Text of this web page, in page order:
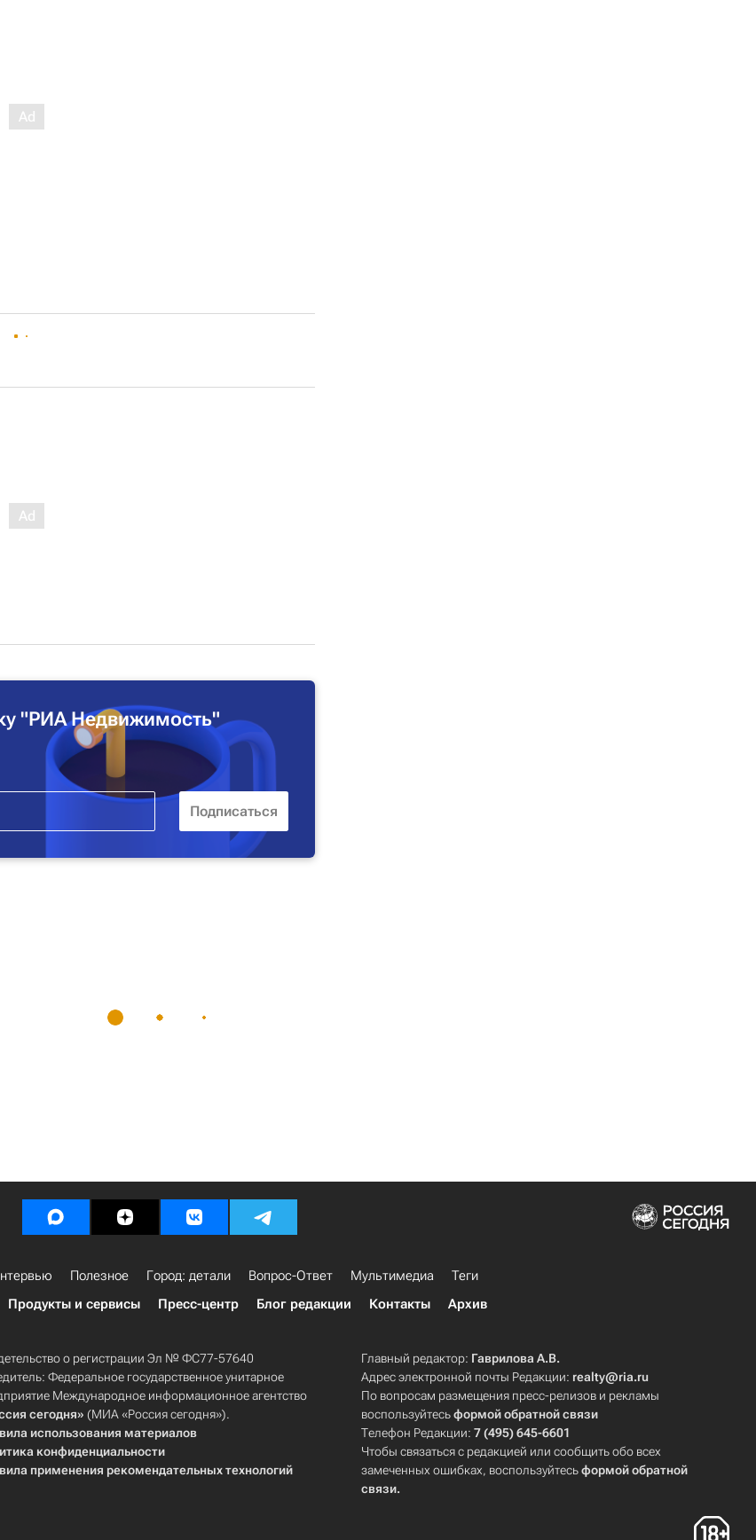
"РИА Недвижимость"
Полезное Город: детали Вопрос-Ответ Мультимедиа
Теги
Продукты и сервисы Пресс-центр Блог редакции Контакты Архив
о регистрации Эл № ФС77-57640
Федеральное государственное унитарное
Международное информационное агентство
сегодня» (МИА «Россия сегодня»).
использования материалов
конфиденциальности
применения рекомендательных технологий
Главный редактор: Гаврилова А.В.
Адрес электронной почты Редакции: realty@ria.ru
По вопросам размещения пресс-релизов и рекламы
воспользуйтесьформой обратной связи
Телефон Редакции:7 (495) 645-6601
Чтобы связаться с редакцией или сообщить обо всех
замеченных ошибках, воспользуйтесьформой обратной
связи.